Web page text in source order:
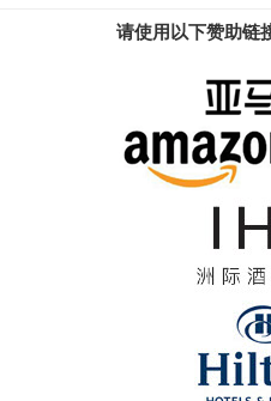
请使用以下赞助链